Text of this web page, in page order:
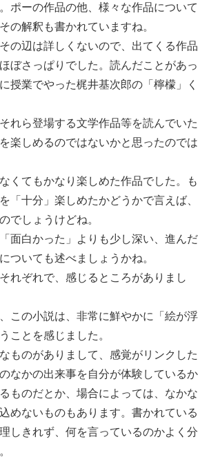
ポーの作品の他、様々な作品について
の解釈も書かれていますね。
の辺は詳しくないので、出てくる作品
ぼさっぱりでした。読んだことがあっ
授業でやった梶井基次郎の「檸檬」く
れら登場する文学作品等を読んでいた
楽しめるのではないかと思ったのでは
くてもかなり楽しめた作品でした。も
「十分」楽しめたかどうかで言えば、
でしょうけどね。
面白かった」よりも少し深い、進んだ
ついても述べましょうかね。
れぞれで、感じるところがありまし
この小説は、非常に鮮やかに「絵が浮
ことを感じました。
ものがありまして、感覚がリンクした
なかの出来事を自分が体験しているか
ものだとか、場合によっては、なかな
めないものもあります。書かれている
しきれず、何を言っているのかよく分